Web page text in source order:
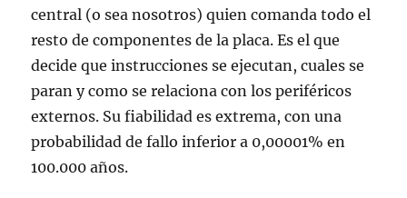
central (o sea nosotros) quien comanda todo el
resto de componentes de la placa. Es el que
decide que instrucciones se ejecutan, cuales se
paran y como se relaciona con los periféricos
externos. Su fiabilidad es extrema, con una
probabilidad de fallo inferior a 0,00001% en
100.000 años.